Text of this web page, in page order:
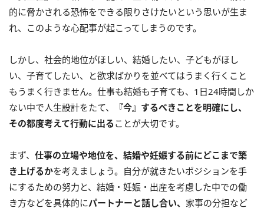
的に脅かされる恐怖をできる限りさけたいという思いが生ま
れ、このような心配事が起こってしまうのです。
しかし、社会的地位がほしい、結婚したい、子どもがほし
い、子育てしたい、と欲求ばかりを並べてはうまく行くこと
もうまく行きません。仕事も結婚も子育ても、1日24時間しか
ない中で人生設計をたて、
『今』するべきことを明確にし、
その都度考えて行動に出る ことが大切です。
まず、 仕事の立場や地位を、結婚や妊娠する前にどこまで築
き上げるかを考えましょう。自分が就きたいポジションを手
にするための努力と、結婚・妊娠・出産を考慮した中での働
き方などを具体的にパートナーと話し合い、 家事の分担など